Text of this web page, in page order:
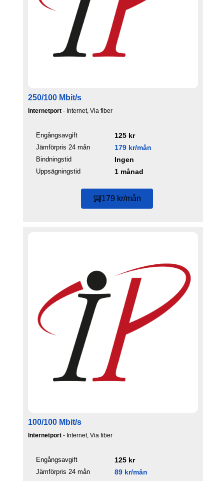
250/100 Mbit/s
Internetport - Internet, Via fiber
Engångsavgift 125 kr
Jämförpris 24 mån 179 kr/mån
Bindningstid Ingen
Uppsägningstid 1 månad
179 kr/mån
100/100 Mbit/s
Internetport - Internet, Via fiber
Engångsavgift 125 kr
Jämförpris 24 mån 89 kr/mån